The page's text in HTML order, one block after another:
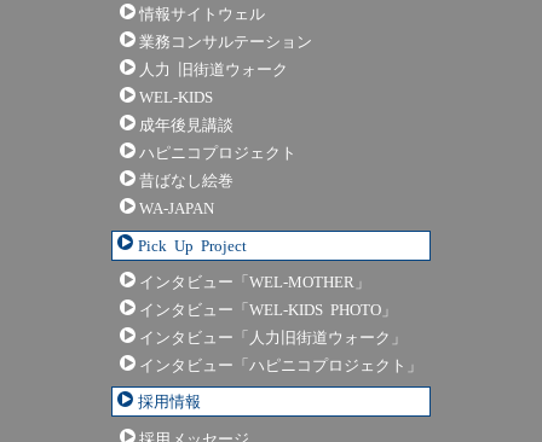
情報サイトウェル
業務コンサルテーション
人力 旧街道ウォーク
WEL-KIDS
成年後見講談
ハピニコプロジェクト
昔ばなし絵巻
WA-JAPAN
Pick Up Project
インタビュー「WEL-MOTHER」
インタビュー「WEL-KIDS PHOTO」
インタビュー「人力旧街道ウォーク」
インタビュー「ハピニコプロジェクト」
採用情報
採用メッセージ